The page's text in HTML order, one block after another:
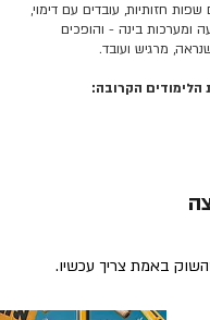
שפות חזותיות, עובדים עם דימוי,
ומערכות בינה - והופכים
מרגיש ועובד.
הלימודים הקרובה:
באמת צריך עכשיו.